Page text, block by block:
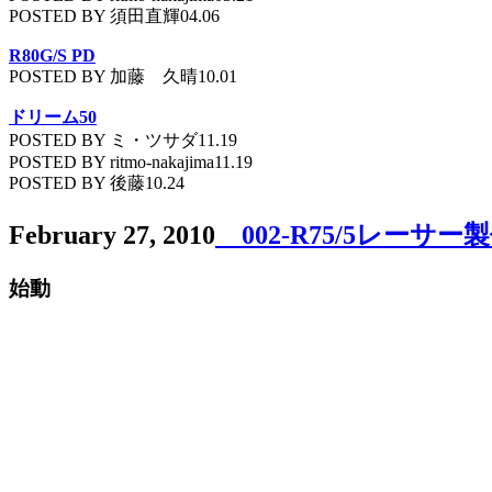
POSTED BY 須田直輝04.06
R80G/S PD
POSTED BY 加藤 久晴10.01
ドリーム50
POSTED BY ミ・ツサダ11.19
POSTED BY ritmo-nakajima11.19
POSTED BY 後藤10.24
February 27, 2010 002-R75/5レーサー
始動